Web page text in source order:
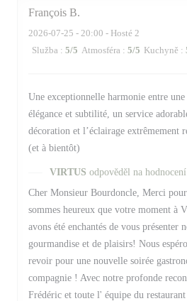
François B
2026-07-25 - 20:00 - Hosté 2
Služba : 5/5 Atmosféra : 5/5 Kuchyně :
Une exceptionnelle harmonie entre une
élégance et subtilité, un service
décoration et l’éclairage extrêmement
(et à bientôt)
VIRTUS odpověděl na hodnocení
Cher Monsieur Bourdoncle, Merci
sommes heureux que votre moment à
avons été enchantés de vous présenter
gourmandise et de plaisirs! Nous
revoir pour une nouvelle soirée
compagnie ! Avec notre profonde
Frédéric et toute l' équipe du